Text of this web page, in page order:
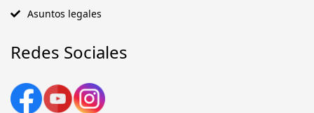
Asuntos legales
Redes Sociales